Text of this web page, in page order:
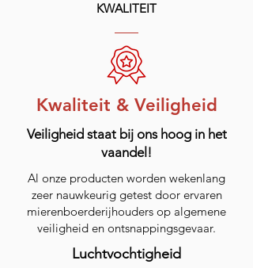
KWALITEIT
Kwaliteit & Veiligheid
Veiligheid staat bij ons hoog in het
vaandel!
Al onze producten worden wekenlang
zeer nauwkeurig getest door ervaren
mierenboerderijhouders op algemene
veiligheid en ontsnappingsgevaar.
Luchtvochtigheid